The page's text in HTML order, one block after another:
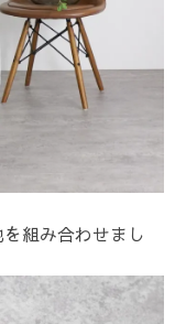
組み合わせまし